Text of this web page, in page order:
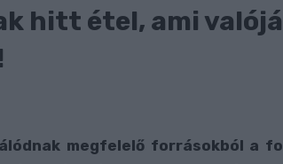
hitt étel, ami
megfelelő forrásokból a